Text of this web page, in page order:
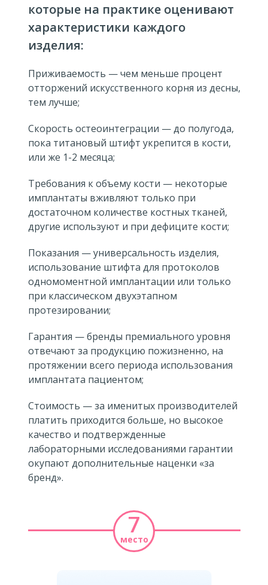
которые на практике оценивают
характеристики каждого
изделия:
Приживаемость — чем меньше процент
отторжений искусственного корня из десны,
тем лучше;
Скорость остеоинтеграции — до полугода,
пока титановый штифт укрепится в кости,
или же 1-2 месяца;
Требования к объему кости — некоторые
имплантаты вживляют только при
достаточном количестве костных тканей,
другие используют и при дефиците кости;
Показания — универсальность изделия,
использование штифта для протоколов
одномоментной имплантации или только
при классическом двухэтапном
протезировании;
Гарантия — бренды премиального уровня
отвечают за продукцию пожизненно, на
протяжении всего периода использования
имплантата пациентом;
Стоимость — за именитых производителей
платить приходится больше, но высокое
качество и подтвержденные
лабораторными исследованиями гарантии
окупают дополнительные наценки «за
бренд».
7
место